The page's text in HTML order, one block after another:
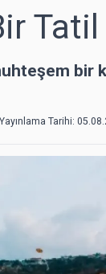
Yayınlama Tarihi: